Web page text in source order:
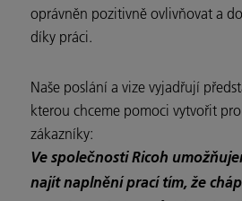
oprávněn pozitivně ovlivňovat a
díky práci.
Naše poslání a vize vyjadřují
kterou chceme pomoci vytvořit
zákazníky:
Ve společnosti Ricoh
najít naplnění prací tím, že